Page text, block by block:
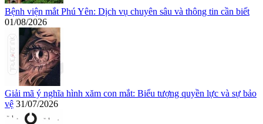
Bệnh viện mắt Phú Yên: Dịch vụ chuyên sâu và thông tin cần biết
01/08/2026
Giải mã ý nghĩa hình xăm con mắt: Biểu tượng quyền lực và sự bảo
vệ 31/07/2026